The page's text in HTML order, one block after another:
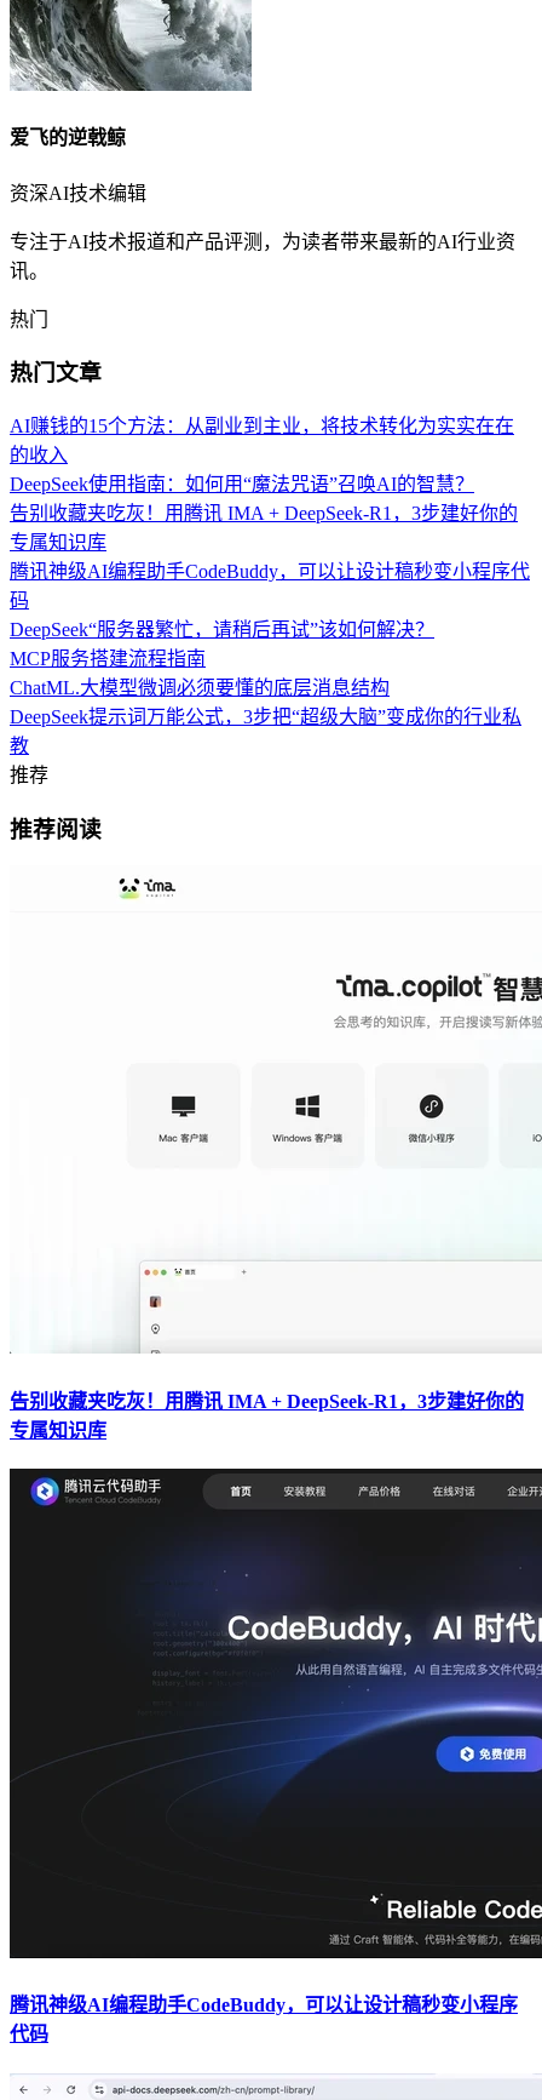
爱飞的逆戟鲸
资深AI技术编辑
专注于AI技术报道和产品评测，为读者带来最新的AI行业资
讯。
热门
热门文章
AI赚钱的15个方法：从副业到主业，将技术转化为实实在在
的收入
DeepSeek使用指南：如何用“魔法咒语”召唤AI的智慧？
告别收藏夹吃灰！用腾讯 IMA + DeepSeek-R1，3步建好你的
专属知识库
腾讯神级AI编程助手CodeBuddy，可以让设计稿秒变小程序代
码
DeepSeek“服务器繁忙，请稍后再试”该如何解决？
MCP服务搭建流程指南
ChatML.大模型微调必须要懂的底层消息结构
DeepSeek提示词万能公式，3步把“超级大脑”变成你的行业私
教
推荐
推荐阅读
告别收藏夹吃灰！用腾讯 IMA + DeepSeek-R1，3步建好你的
专属知识库
腾讯神级AI编程助手CodeBuddy，可以让设计稿秒变小程序
代码